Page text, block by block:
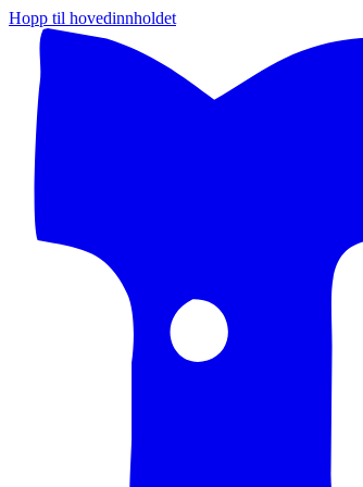
Hopp til hovedinnholdet